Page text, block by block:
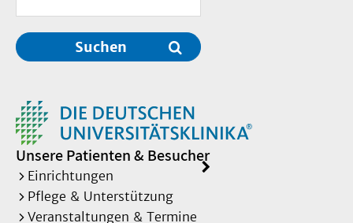
Suchen
Unsere Patienten & Besucher
Einrichtungen
Pflege & Unterstützung
Veranstaltungen & Termine